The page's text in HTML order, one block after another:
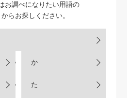
お調べになりたい用語の
からお探しください。
か
た